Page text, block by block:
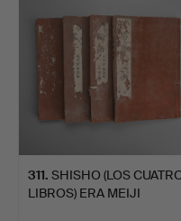
311. SHISHO (LOS
LIBROS) ERA MEIJI